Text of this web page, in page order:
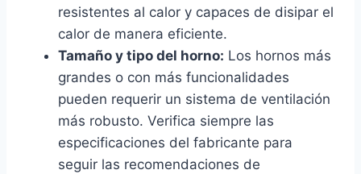
resistentes al calor y capaces de disipar el
calor de manera eficiente.
Tamaño y tipo del horno: Los hornos más
grandes o con más funcionalidades
pueden requerir un sistema de ventilación
más robusto. Verifica siempre las
especificaciones del fabricante para
seguir las recomendaciones de